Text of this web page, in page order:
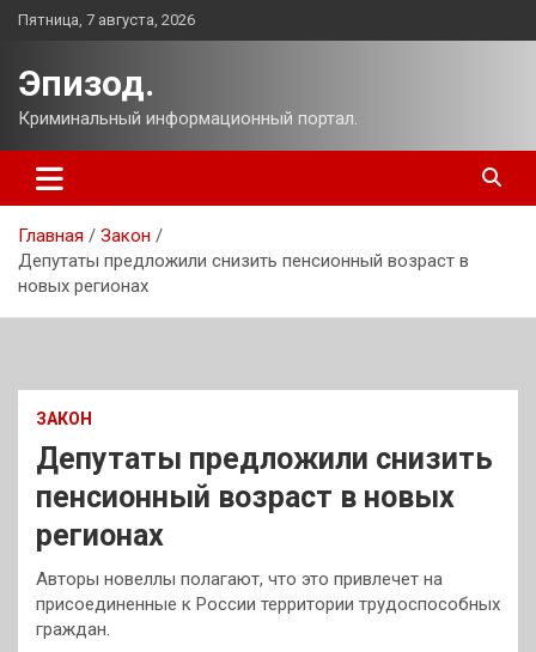
Перейти
Пятница, 7 августа, 2026
Эпизод.
Криминальный информационный портал.
Главная
Закон
Депутаты предложили снизить пенсионный возраст в
новых регионах
ЗАКОН
Депутаты предложили снизить
пенсионный возраст в новых
регионах
Авторы новеллы полагают, что это привлечет на
присоединенные к России территории трудоспособных
граждан.